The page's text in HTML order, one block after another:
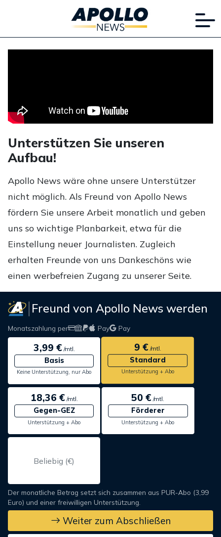
Unterstützen Sie unseren
Aufbau!
Apollo News wäre ohne unsere Unterstützer
nicht möglich. Als Freund von Apollo News
fördern Sie unsere Arbeit monatlich und geben
uns so wichtige Planbarkeit, etwa für die
Einstellung neuer Journalisten. Zugleich
erhalten Freunde von uns Dankeschöns wie
einen werbefreien Zugang zu unserer Seite.
Freund von Apollo News werden
Monatszahlung per Pay Pay
3,99 €/mtl.
Basis
Keine Unterstützung, nur Abo
9 €/mtl.
Standard
Unterstützung + Abo
18,36 €/mtl.
Gegen-GEZ
Unterstützung + Abo
50 € /mtl.
Förderer
Unterstützung + Abo
Der monatliche Betrag setzt sich zusammen aus PUR-Abo (3,99
Euro) und einer freiwilligen Unterstützung.
Weiter zum Abschließen